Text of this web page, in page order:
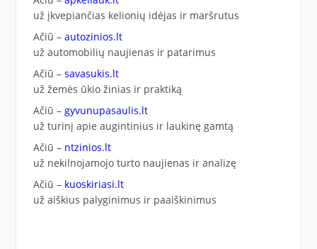
už įkvepiančias kelionių idėjas ir maršrutus
Ačiū – autozinios.lt
už automobilių naujienas ir patarimus
Ačiū – savasukis.lt
už žemės ūkio žinias ir praktiką
Ačiū – gyvunupasaulis.lt
už turinį apie augintinius ir laukinę gamtą
Ačiū – ntzinios.lt
už nekilnojamojo turto naujienas ir analizę
Ačiū – kuoskiriasi.lt
už aiškius palyginimus ir paaiškinimus